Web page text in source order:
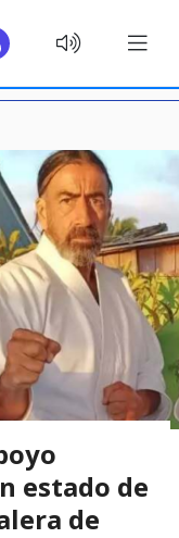
estado de
de